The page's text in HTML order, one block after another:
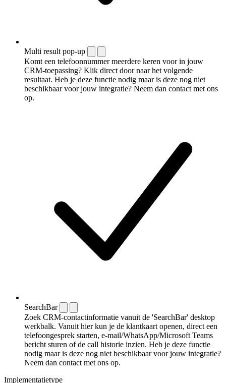
Multi result pop-up
Komt een telefoonnummer meerdere keren voor in jouw
CRM-toepassing? Klik direct door naar het volgende
resultaat. Heb je deze functie nodig maar is deze nog niet
beschikbaar voor jouw integratie? Neem dan contact met ons
op.
SearchBar
Zoek CRM-contactinformatie vanuit de 'SearchBar' desktop
werkbalk. Vanuit hier kun je de klantkaart openen, direct een
telefoongesprek starten, e-mail/WhatsApp/Microsoft Teams
bericht sturen of de call historie inzien. Heb je deze functie
nodig maar is deze nog niet beschikbaar voor jouw integratie?
Neem dan contact met ons op.
Implementatietype